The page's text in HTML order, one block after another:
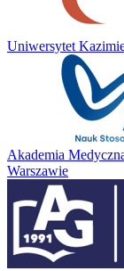
Uniwersytet
Akademia
Warszawie